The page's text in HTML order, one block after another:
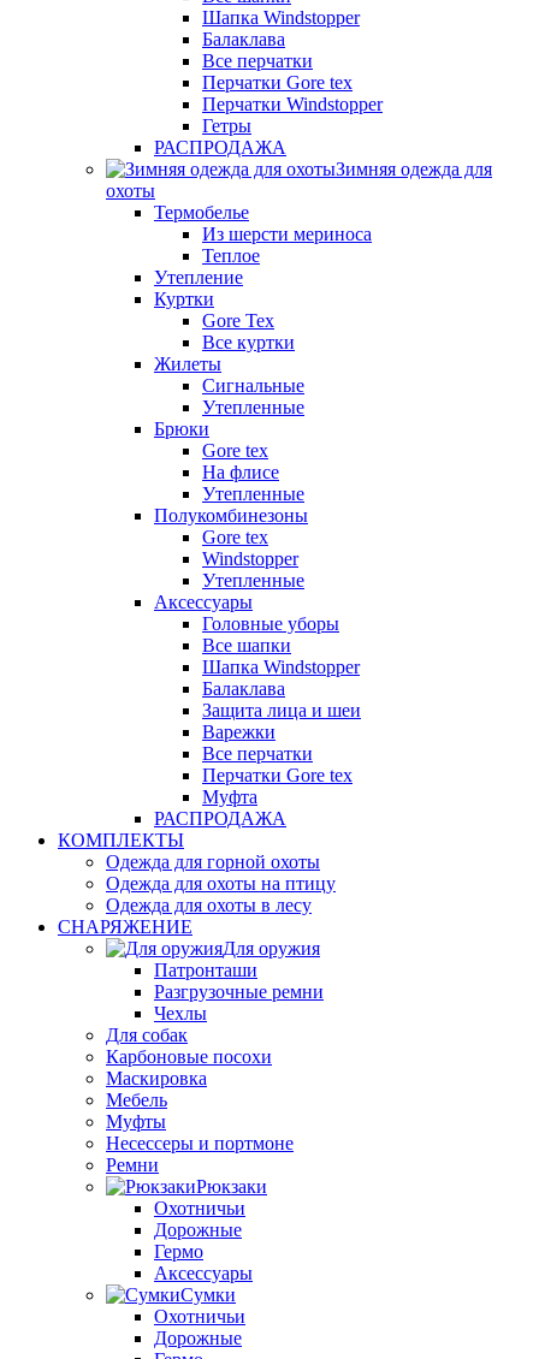
Шапка Windstopper
Балаклава
Все перчатки
Перчатки Gore tex
Перчатки Windstopper
Гетры
РАСПРОДАЖА
Зимняя одежда для
охоты
Термобелье
Из шерсти мериноса
Теплое
Утепление
Куртки
Gore Tex
Все куртки
Жилеты
Сигнальные
Утепленные
Брюки
Gore tex
На флисе
Утепленные
Полукомбинезоны
Gore tex
Windstopper
Утепленные
Аксессуары
Головные уборы
Все шапки
Шапка Windstopper
Балаклава
Защита лица и шеи
Варежки
Все перчатки
Перчатки Gore tex
Муфта
РАСПРОДАЖА
КОМПЛЕКТЫ
Одежда для горной охоты
Одежда для охоты на птицу
Одежда для охоты в лесу
СНАРЯЖЕНИЕ
Для оружия
Патронташи
Разгрузочные ремни
Чехлы
Для собак
Карбоновые посохи
Маскировка
Мебель
Муфты
Несессеры и портмоне
Ремни
Рюкзаки
Охотничьи
Дорожные
Гермо
Аксессуары
Сумки
Охотничьи
Дорожные